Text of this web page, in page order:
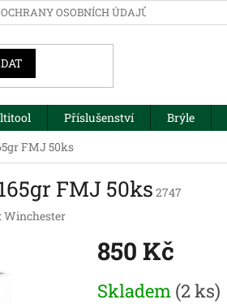
OSOBNÍCH ÚDAJŮ
Příslušenství Brýle
FMJ 50ks
FMJ 50ks 2747
Winchester
850 Kč
cena:
Skladem (2 ks)